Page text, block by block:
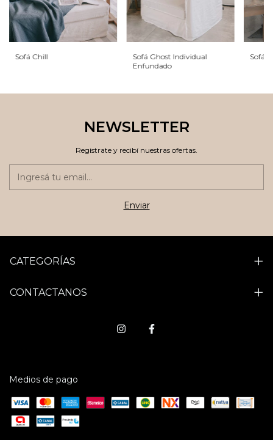
Sofá Chill
Sofá Ghost Individual
Enfundado
Sofá
NEWSLETTER
Registrate y recibí nuestras ofertas.
CATEGORÍAS
CONTACTANOS
Medios de pago